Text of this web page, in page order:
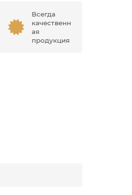
Всегда
качественн
ая
продукция